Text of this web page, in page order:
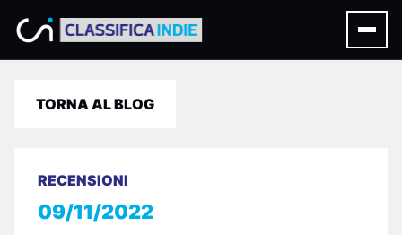
TORNA AL BLOG
RECENSIONI
09/11/2022